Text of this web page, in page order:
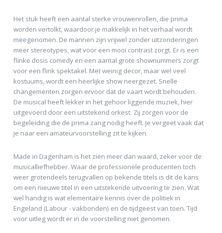
Het stuk heeft een aantal sterke vrouwenrollen, die prima
worden vertolkt, waardoor je makkelijk in het verhaal wordt
meegenomen. De mannen zijn vrijwel zonder uitzonderingen
meer stereotypes, wat voor een mooi contrast zorgt. Er is een
flinke dosis comedy en een aantal grote shownummers zorgt
voor een flink spektakel. Met weinig decor, maar wel veel
kostuums, wordt een heerlijke show neergezet. Snelle
changementen zorgen ervoor dat de vaart wordt behouden.
De musical heeft lekker in het gehoor liggende muziek, hier
uitgevoerd door een uitstekend orkest. Zij zorgen voor de
begeleiding die de prima zang nodig heeft. Je vergeet vaak dat
je naar een amateurvoorstelling zit te kijken.
Made in Dagenham is het zien meer dan waard, zeker voor de
musicalliefhebber. Waar de professionele producenten toch
weer grotendeels terugvallen op bekende titels is dit de kans
om een nieuwe titel in een uitstekende uitvoering te zien. Wat
wel handig is wat elementaire kennis over de politiek in
Engeland (Labour - vakbonden) en de tijdgeest van toen. Tijd
voor uitleg wordt er in de voorstelling niet genomen.